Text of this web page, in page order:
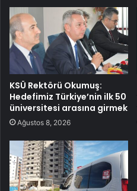
KSÜ Rektörü Okumuş:
Hedefimiz Türkiye’nin ilk 50
üniversitesi arasına girmek
Ağustos 8, 2026